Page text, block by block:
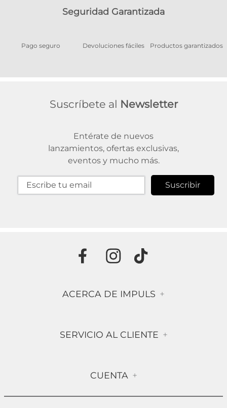
Seguridad Garantizada
Pago seguro Devoluciones fáciles Productos garantizados
Suscríbete al Newsletter
Entérate de nuevos
lanzamientos, ofertas exclusivas,
eventos y mucho más.
Suscribir
ACERCA DE IMPULS +
Contáctanos
Compra Segura
SERVICIO AL CLIENTE +
CUENTA +